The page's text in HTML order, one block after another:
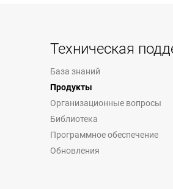
Техническая
База знаний
Продукты
Организационные вопросы
Библиотека
Программное обеспечение
Обновления